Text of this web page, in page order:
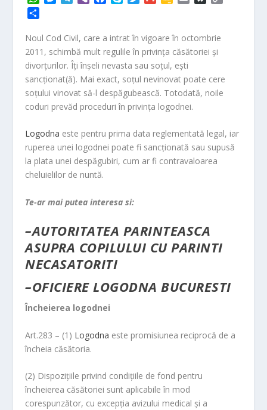
t
s
A
p
p
s
e
n
g
e
r
e
g
r
a
m
e
e
o
o
k
p
e
t
e
r
i
l
g
e
C
l
a
s
r
o
m
i
l
s
p
o
a
k
r
t
a
j
e
a
z
Noul Cod Civil, care a intrat în vigoare în octombrie
2011, schimbă mult regulile în privinţa căsătoriei şi
divorţurilor. Îţi înşeli nevasta sau soţul, eşti
sancţionat(ă). Mai exact, soţul nevinovat poate cere
soţului vinovat să-l despăgubească. Totodată, noile
coduri prevăd proceduri în privinţa logodnei.
Logodna este pentru prima data reglementată legal, iar
ruperea unei logodnei poate fi sancţionată sau supusă
la plata unei despăgubiri, cum ar fi contravaloarea
cheluielilor de nuntă.
Te-ar mai putea interesa si:
–AUTORITATEA PARINTEASCA
ASUPRA COPILULUI CU PARINTI
NECASATORITI
–OFICIERE LOGODNA BUCURESTI
Încheierea logodnei
Art.283 – (1) Logodna este promisiunea reciprocă de a
încheia căsătoria.
(2) Dispoziţiile privind condiţiile de fond pentru
încheierea căsătoriei sunt aplicabile în mod
corespunzător, cu excepţia avizului medical şi a